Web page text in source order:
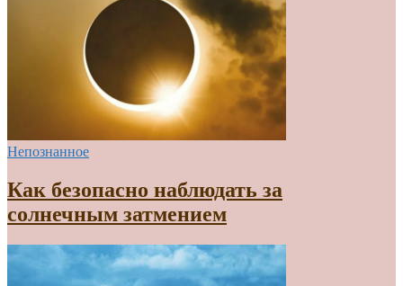
Непознанное
Как безопасно наблюдать за
солнечным затмением